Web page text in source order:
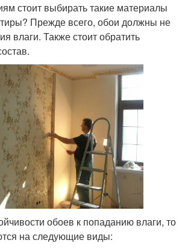
стоит выбирать такие материалы
Прежде всего, обои должны не
влаги. Также стоит обратить
обоев к попаданию влаги, то
на следующие виды: